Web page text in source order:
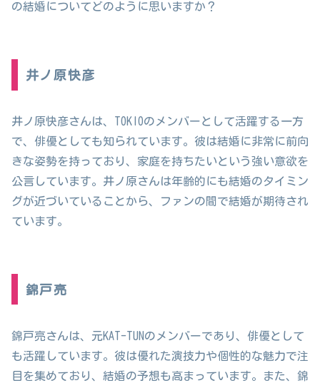
の結婚についてどのように思いますか？
井ノ原快彦
井ノ原快彦さんは、TOKIOのメンバーとして活躍する一方
で、俳優としても知られています。彼は結婚に非常に前向
きな姿勢を持っており、家庭を持ちたいという強い意欲を
公言しています。井ノ原さんは年齢的にも結婚のタイミン
グが近づいていることから、ファンの間で結婚が期待され
ています。
錦戸亮
錦戸亮さんは、元KAT-TUNのメンバーであり、俳優として
も活躍しています。彼は優れた演技力や個性的な魅力で注
目を集めており、結婚の予想も高まっています。また、錦